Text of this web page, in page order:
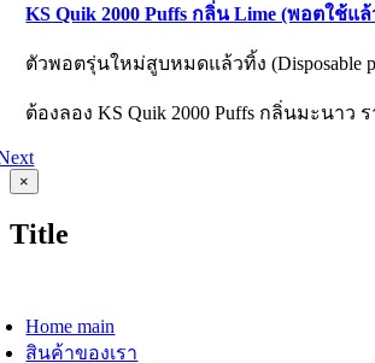
KS Quik 2000 Puffs กลิ่น Lime (พอตใช้แ
ตัวพอตรุ่นใหม่สูบหมดแล้วทิ้ง (Disposable
ต้องลอง KS Quik 2000 Puffs กลิ่นมะนา
Close
product
view
×
Title
Home main
สินค้าของเรา